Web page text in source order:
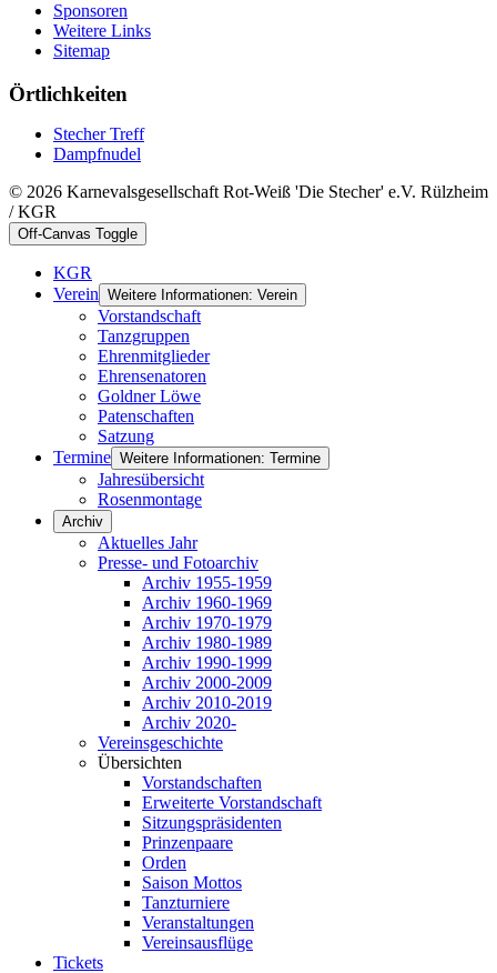
Sponsoren
Weitere Links
Sitemap
Örtlichkeiten
Stecher Treff
Dampfnudel
© 2026 Karnevalsgesellschaft Rot-Weiß 'Die Stecher' e.V. Rülzheim
/ KGR
Off-Canvas Toggle
KGR
Verein Weitere Informationen: Verein
Vorstandschaft
Tanzgruppen
Ehrenmitglieder
Ehrensenatoren
Goldner Löwe
Patenschaften
Satzung
Termine Weitere Informationen: Termine
Jahresübersicht
Rosenmontage
Archiv
Aktuelles Jahr
Presse- und Fotoarchiv
Archiv 1955-1959
Archiv 1960-1969
Archiv 1970-1979
Archiv 1980-1989
Archiv 1990-1999
Archiv 2000-2009
Archiv 2010-2019
Archiv 2020-
Vereinsgeschichte
Übersichten
Vorstandschaften
Erweiterte Vorstandschaft
Sitzungspräsidenten
Prinzenpaare
Orden
Saison Mottos
Tanzturniere
Veranstaltungen
Vereinsausflüge
Tickets